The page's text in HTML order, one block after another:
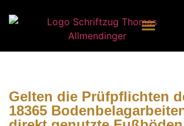
Gelten die Prüfpflichten
18365